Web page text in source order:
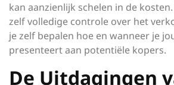
kan aanzienlijk schelen in de
zelf volledige controle over het
je zelf bepalen hoe en wanneer je
presenteert aan potentiële kopers.
De Uitdagingen